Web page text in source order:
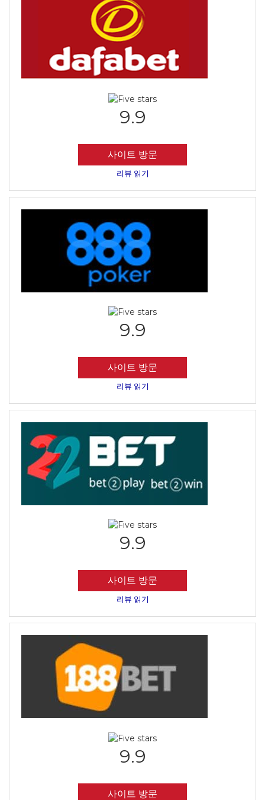
9.9
사이트 방문
리뷰 읽기
9.9
사이트 방문
리뷰 읽기
9.9
사이트 방문
리뷰 읽기
9.9
사이트 방문